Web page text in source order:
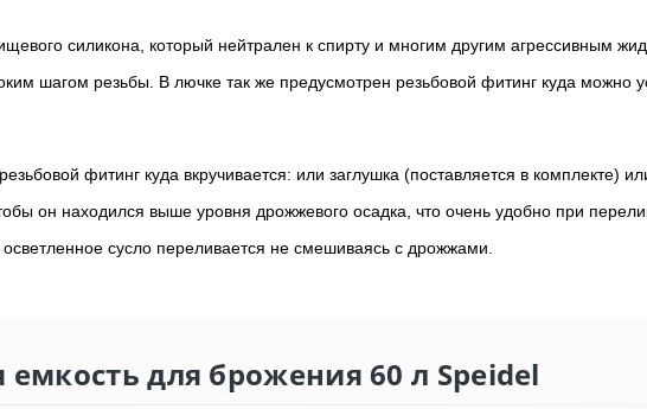
силикона, который нейтрален к спирту и многим другим агрессивным
шагом резьбы. В лючке так же предусмотрен резьбовой фитинг куда можно
фитинг куда вкручивается: или заглушка (поставляется в комплекте)
он находился выше уровня дрожжевого осадка, что очень удобно при
сусло переливается не смешиваясь с дрожжами.
для брожения 60 л Speidel